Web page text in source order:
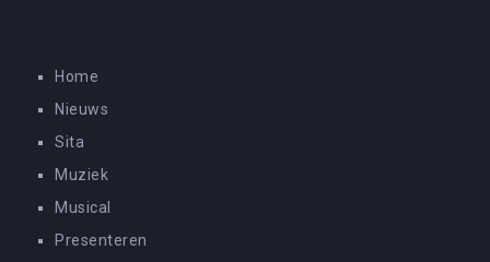
Home
Nieuws
Sita
Muziek
Musical
Presenteren